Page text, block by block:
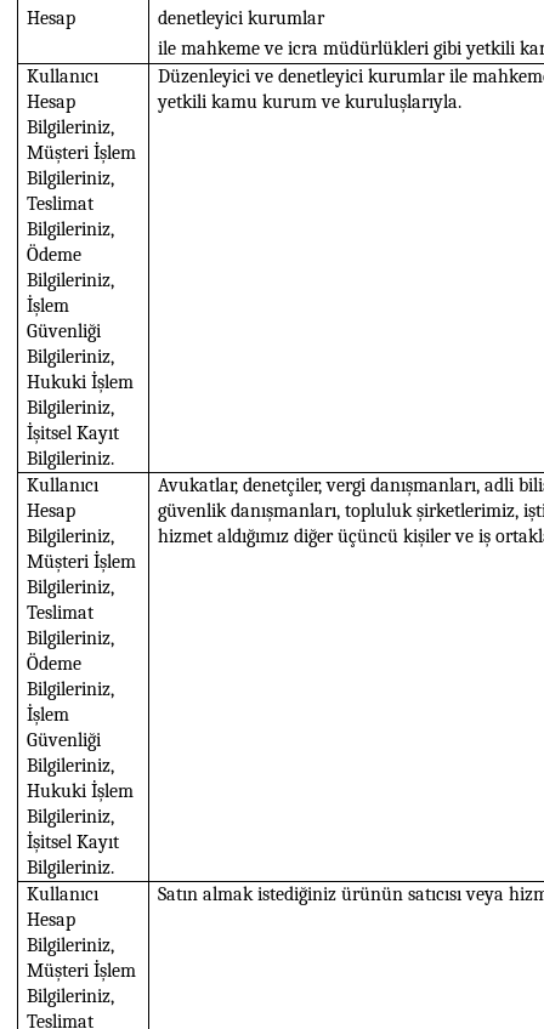
Hesap
denetleyici kurumlar
ilemahkeme ve icra müdürlükleri gibi yetkili
Kullanıcı
Hesap
Bilgileriniz,
Müşteri İşlem
Bilgileriniz,
Teslimat
Bilgileriniz,
Ödeme
Bilgileriniz,
İşlem
Güvenliği
Bilgileriniz,
Hukuki İşlem
Bilgileriniz,
İşitsel Kayıt
Bilgileriniz.
Düzenleyici ve denetleyici kurumlar ile
yetkili kamu kurum ve kuruluşlarıyla.
Kullanıcı
Hesap
Bilgileriniz,
Müşteri İşlem
Bilgileriniz,
Teslimat
Bilgileriniz,
Ödeme
Bilgileriniz,
İşlem
Güvenliği
Bilgileriniz,
Hukuki İşlem
Bilgileriniz,
İşitsel Kayıt
Bilgileriniz.
Avukatlar, denetçiler, vergi danışmanları, adli
güvenlik danışmanları, topluluk şirketlerimiz,
hizmet aldığımız diğer üçüncü kişiler ve iş
Kullanıcı
Hesap
Bilgileriniz,
Müşteri İşlem
Bilgileriniz,
Teslimat
Satın almak istediğiniz ürünün satıcısı veya